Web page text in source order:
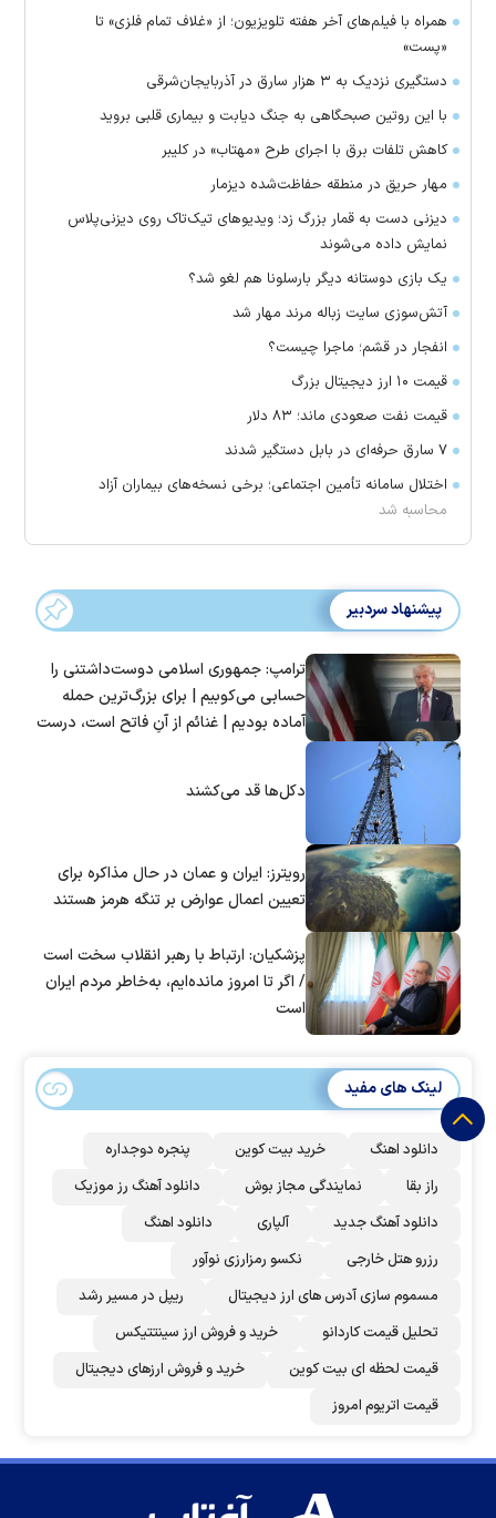
همراه با فیلم‌های آخر هفته تلویزیون؛ از «غلاف تمام فلزی» تا
«پست»
دستگیری نزدیک به ۳ هزار سارق در آذربایجان‌شرقی
با این روتین صبحگاهی به جنگ دیابت و بیماری قلبی بروید
کاهش تلفات برق با اجرای طرح «مهتاب» در کلیبر
مهار حریق در منطقه حفاظت‌شده دیزمار
دیزنی دست به قمار بزرگ زد؛ ویدیو‌های تیک‌تاک روی دیزنی‌پلاس
نمایش داده می‌شوند
یک بازی دوستانه دیگر بارسلونا هم لغو شد؟
آتش‌سوزی سایت زباله مرند مهار شد
انفجار در قشم؛ ماجرا چیست؟
قیمت ۱۰ ارز دیجیتال بزرگ
قیمت نفت صعودی ماند؛ ۸۳ دلار
۷ سارق حرفه‌ای در بابل دستگیر شدند
اختلال سامانه تأمین اجتماعی؛ برخی نسخه‌های بیماران آزاد
محاسبه شد
پیشنهاد سردبیر
ترامپ: جمهوری اسلامی دوست‌داشتنی را
حسابی می‌کوبیم | برای بزرگ‌ترین حمله
آماده بودیم | غنائم از آنِ فاتح است، درست
دکل‌ها قد می‌کشند
رویترز: ایران و عمان در حال مذاکره برای
تعیین اعمال عوارض بر تنگه هرمز هستند
پزشکیان: ارتباط با رهبر انقلاب سخت است
/ اگر تا امروز مانده‌ایم، به‌خاطر مردم ایران
است
لینک های مفید
دانلود اهنگ خرید بیت کوین
پنجره دوجداره
راز بقا
نمایندگی مجاز بوش
دانلود آهنگ رز‌ موزیک
دانلود آهنگ جدید
آلپاری
دانلود اهنگ
رزرو هتل خارجی
نکسو رمزارزی نوآور
مسموم سازی آدرس های ارز دیجیتال
ریپل در مسیر رشد
تحلیل قیمت کاردانو
خرید و فروش ارز سینتتیکس
قیمت لحظه ای بیت کوین
خرید و فروش ارزهای دیجیتال
قیمت اتریوم امروز